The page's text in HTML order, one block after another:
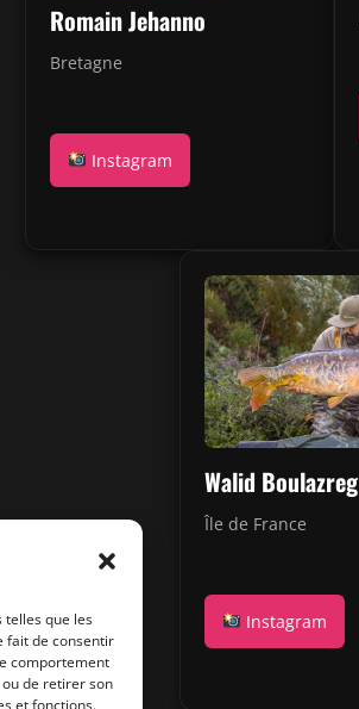
telles que les
fait de consentir
comportement
de retirer son
et fonctions.
Romain Jehanno
Bretagne
Instagram
Walid Boulazreg
Île de France
Instagram